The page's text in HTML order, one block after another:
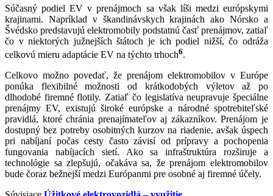
Súčasný podiel EV v prenájmoch sa však líši medzi európskymi
krajinami. Napríklad v škandinávskych krajinách ako Nórsko a
Švédsko predstavujú elektromobily podstatnú časť prenájmov, zatiaľ
čo v niektorých južnejších štátoch je ich podiel nižší, čo odráža
celkovú mieru adaptácie EV na týchto trhoch6.
Celkovo možno povedať, že prenájom elektromobilov v Európe
ponúka flexibilné možnosti od krátkodobých výletov až po
dlhodobé firemné flotily. Zatiaľ čo legislatíva neupravuje špeciálne
prenájmy EV, existujú široké európske a národné spotrebiteľské
pravidlá, ktoré chránia prenajímateľov aj zákazníkov. Prenájom je
dostupný bez potreby osobitných kurzov na riadenie, avšak úspech
pri nabíjaní počas cesty často závisí od prípravy a pochopenia
fungovania nabíjacích sietí. Ako sa infraštruktúra rozširuje a
technológie sa zlepšujú, očakáva sa, že prenájom elektromobilov
bude čoraz bežnejší medzi Európanmi pre osobné aj firemné účely.